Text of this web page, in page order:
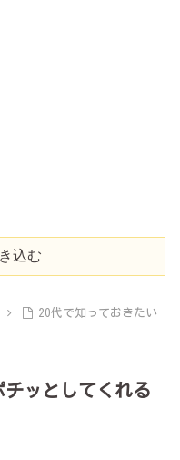
込む
20代で知っておきたい
ッとしてくれる